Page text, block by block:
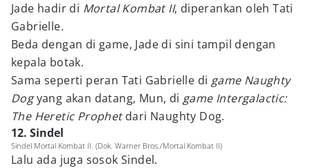
Jade hadir di Mortal Kombat II, diperankan oleh Tati
Gabrielle.
Beda dengan di game, Jade di sini tampil dengan
kepala botak.
Sama seperti peran Tati Gabrielle di game Naughty
Dogyang akan datang, Mun, di game Intergalactic:
The Heretic Prophetdari Naughty Dog.
12. Sindel
Sindel Mortal Kombat II. (Dok. Warner Bros./Mortal Kombat II)
Lalu ada juga sosok Sindel.